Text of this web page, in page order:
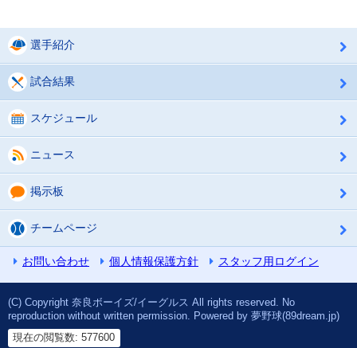
選手紹介
試合結果
スケジュール
ニュース
掲示板
チームページ
お問い合わせ 個人情報保護方針 スタッフ用ログイン
(C) Copyright 奈良ボーイズ/イーグルス All rights reserved. No
reproduction without written permission. Powered by 夢野球(89dream.jp)
現在の閲覧数: 577600